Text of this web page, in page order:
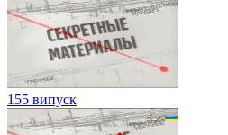
155 випуск